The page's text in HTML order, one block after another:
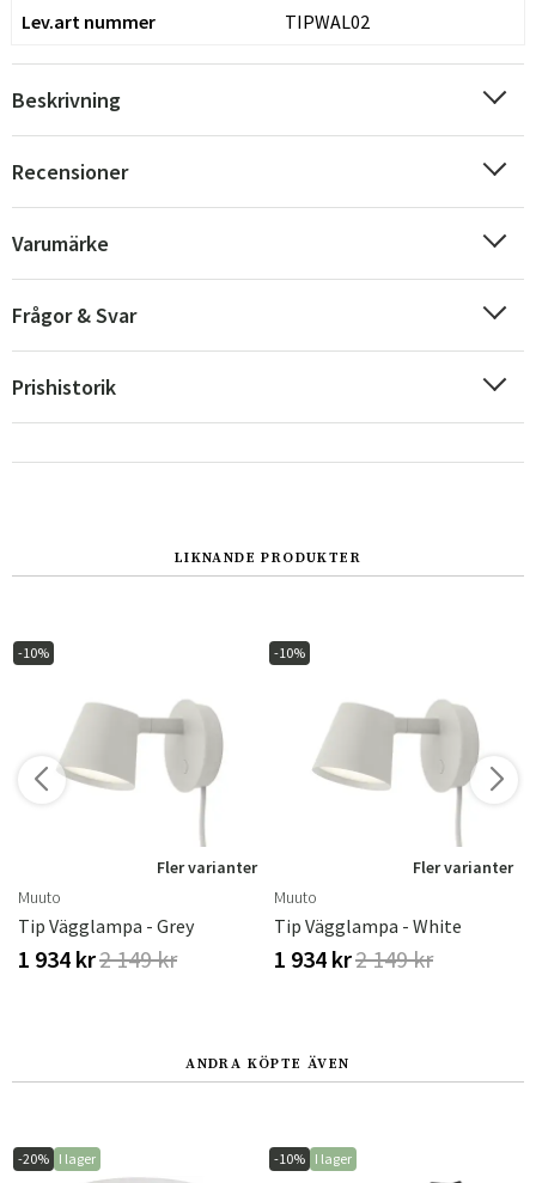
Sverige
Lev.art nummer TIPWAL02
Beskrivning
Recensioner
Varumärke
Frågor & Svar
Prishistorik
LIKNANDE PRODUKTER
-10%
Fler varianter
Muuto
Tip Vägglampa - Grey
1 934 kr2 149 kr
-10%
Fler varianter
Muuto
Tip Vägglampa - White
1 934 kr2 149 kr
ANDRA KÖPTE ÄVEN
-20% I lager -10% I lager